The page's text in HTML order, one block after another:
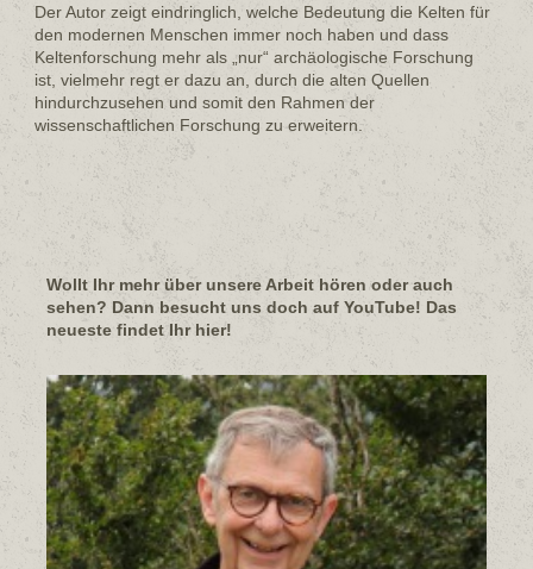
Der Autor zeigt eindringlich, welche Bedeutung die Kelten für
den modernen Menschen immer noch haben und dass
Keltenforschung mehr als „nur“ archäologische Forschung
ist, vielmehr regt er dazu an, durch die alten Quellen
hindurchzusehen und somit den Rahmen der
wissenschaftlichen Forschung zu erweitern.
Wollt Ihr mehr über unsere Arbeit hören oder auch
sehen? Dann besucht uns doch auf YouTube! Das
neueste findet Ihr hier!